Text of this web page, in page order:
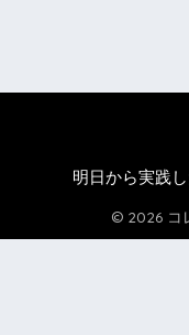
明日から実践
© 2026 コ